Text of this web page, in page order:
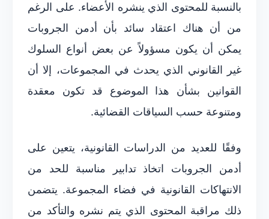
بالنسبة للمحتوى الذي ينشره الأعضاء. على الرغم
من أن هناك اعتقاد سائد بأن أدمن الجروبات
يمكن أن يكون مسؤولاً عن بعض أنواع السلوك
غير القانوني الذي يحدث في المجموعات، إلا أن
القوانين بشأن هذا الموضوع قد تكون معقدة
ومتنوعة حسب السياقات القضائية.
وفقًا للعديد من الدراسات القانونية، يتعين على
أدمن الجروبات اتخاذ تدابير مناسبة للحد من
الانتهاكات القانونية في فضاء المجموعة. يتضمن
ذلك مراقبة المحتوى الذي يتم نشره والتأكد من